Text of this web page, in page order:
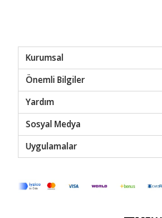
Kurumsal
Önemli Bilgiler
Yardım
Sosyal Medya
Uygulamalar